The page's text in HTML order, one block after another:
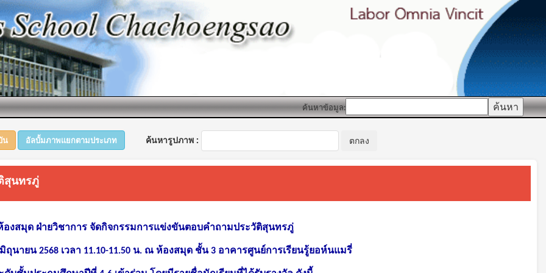
ค้นหาข้อมูล:
น อัลบั้มภาพแยกตามประเภท ค้นหารูปภาพ :
สุนทรภู่
องสมุด ฝ่ายวิชาการ จัดกิจกรรมการแข่งขันตอบคำถามประวัติสุนทรภู่
นายน 2568 เวลา 11.10-11.50 น. ณ ห้องสมุด ชั้น 3 อาคารศูนย์การเรียนรู้ยอห์นแมรี่